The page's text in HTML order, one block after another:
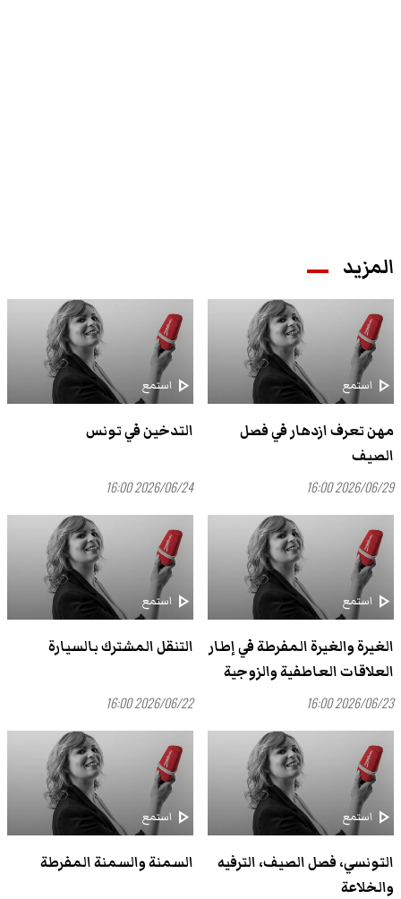
المزيد
play_arrow استمع
مهن تعرف ازدهار في فصل
الصيف
2026/06/29 16:00
play_arrow استمع
التدخين في تونس
2026/06/24 16:00
play_arrow استمع
الغيرة والغيرة المفرطة في إطار
العلاقات العاطفية والزوجية
2026/06/23 16:00
play_arrow استمع
التنقل المشترك بالسيارة
2026/06/22 16:00
play_arrow استمع
التونسي، فصل الصيف، الترفيه
والخلاعة
play_arrow استمع
السمنة والسمنة المفرطة